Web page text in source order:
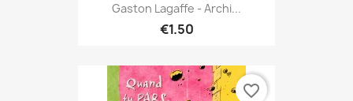
Gaston Lagaffe - Archi...
€1.50
favorite_border